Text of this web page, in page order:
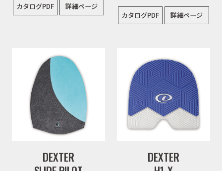
カタログPDF 詳細ページ
カタログPDF 詳細ページ
DEXTER
DEXTER